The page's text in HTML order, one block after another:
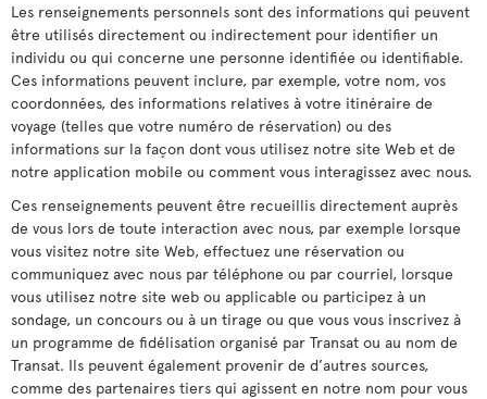
Les renseignements personnels sont des informations qui peuvent
être utilisés directement ou indirectement pour identifier un
individu ou qui concerne une personne identifiée ou identifiable.
Ces informations peuvent inclure, par exemple, votre nom, vos
coordonnées, des informations relatives à votre itinéraire de
voyage (telles que votre numéro de réservation) ou des
informations sur la façon dont vous utilisez notre site Web et de
notre application mobile ou comment vous interagissez avec nous.
Ces renseignements peuvent être recueillis directement auprès
de vous lors de toute interaction avec nous, par exemple lorsque
vous visitez notre site Web, effectuez une réservation ou
communiquez avec nous par téléphone ou par courriel, lorsque
vous utilisez notre site web ou applicable ou participez à un
sondage, un concours ou à un tirage ou que vous vous inscrivez à
un programme de fidélisation organisé par Transat ou au nom de
Transat. Ils peuvent également provenir de d’autres sources,
comme des partenaires tiers qui agissent en notre nom pour vous